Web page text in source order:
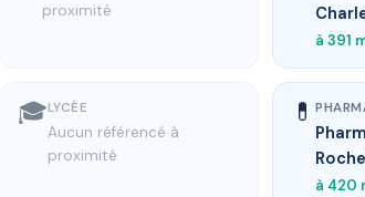
proximité
à 391
🎓LYCÉE
Aucun référencé à
proximité
💊
à 420